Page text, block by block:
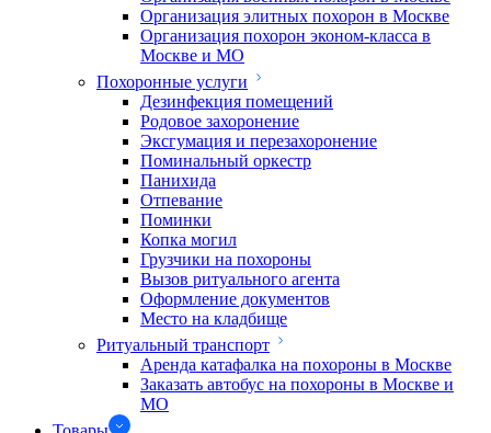
Организация элитных похорон в Москве
Организация похорон эконом-класса в
Москве и МО
Похоронные услуги
Дезинфекция помещений
Родовое захоронение
Эксгумация и перезахоронение
Поминальный оркестр
Панихида
Отпевание
Поминки
Копка могил
Грузчики на похороны
Вызов ритуального агента
Оформление документов
Место на кладбище
Ритуальный транспорт
Аренда катафалка на похороны в Москве
Заказать автобус на похороны в Москве и
МО